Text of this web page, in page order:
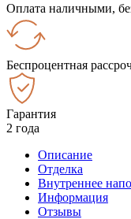
Оплата наличными,
Беспроцентная
Гарантия
2 года
Описание
Отделка
Внутреннее
Информация
Отзывы